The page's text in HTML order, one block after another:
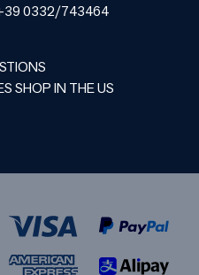
0332/743464
SHOP IN THE US